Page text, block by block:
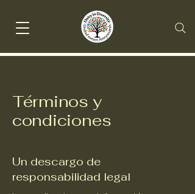
Términos y
condiciones
Un descargo de
responsabilidad legal